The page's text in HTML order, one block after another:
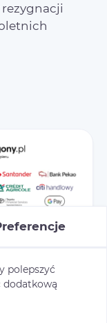
polepszyć
dodatkową